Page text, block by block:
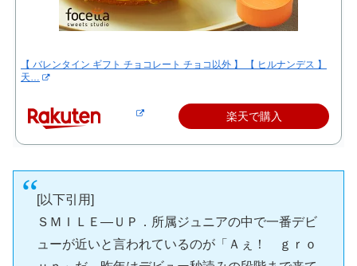
【 バレンタイン ギフト チョコレート チョコ以外 】 【 ヒルナンデス 】
天…
楽天で購入
[以下引用]
ＳＭＩＬＥ―ＵＰ．所属ジュニアの中で一番デビ
ューが近いと言われているのが「Ａぇ！ ｇｒｏ